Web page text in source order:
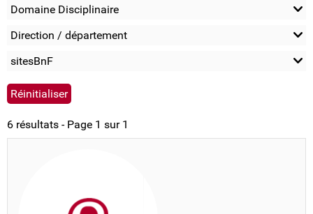
Domaine Disciplinaire
Direction / département
sitesBnF
6 résultats - Page 1 sur 1